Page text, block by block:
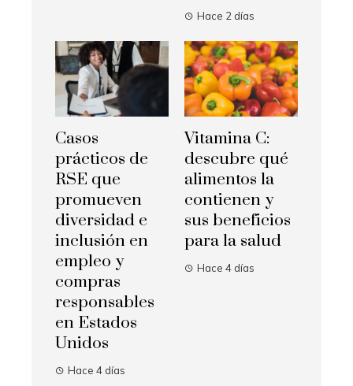
Hace 2 días
Casos
prácticos de
RSE que
promueven
diversidad e
inclusión en
empleo y
compras
responsables
en Estados
Unidos
Hace 4 días
Vitamina C:
descubre qué
alimentos la
contienen y
sus beneficios
para la salud
Hace 4 días